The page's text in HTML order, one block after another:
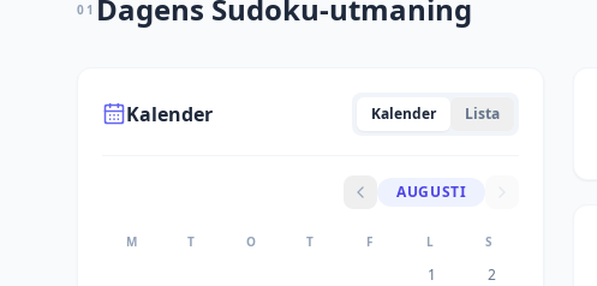
01 Dagens Sudoku-utmaning
Kalender Kalender Lista
AUGUSTI
M T O T F L S
1 2